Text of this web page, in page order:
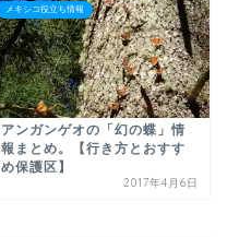
メキシコ役立ち情報
アンガンゲオの「幻の蝶」情
報まとめ。【行き方とおすす
め保護区】
2017年4月6日